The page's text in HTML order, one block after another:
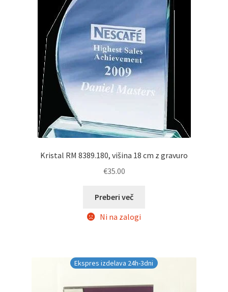
Kristal RM 8389.180, višina 18 cm z gravuro
€35.00
Preberi več
Ni na zalogi
Ekspres izdelava 24h-3dni